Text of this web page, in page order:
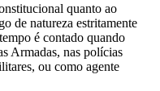
quanto ao
de natureza estritamente
é contado quando
Armadas, nas polícias
ou como agente